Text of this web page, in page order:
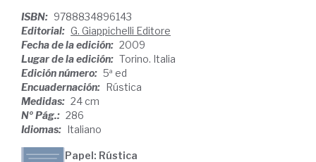
ISBN: 9788834896143
Editorial: G. Giappichelli Editore
Fecha de la edición: 2009
Lugar de la edición: Torino. Italia
Edición número: 5ª ed
Encuadernación: Rústica
Medidas: 24 cm
Nº Pág.: 286
Idiomas: Italiano
Papel: Rústica